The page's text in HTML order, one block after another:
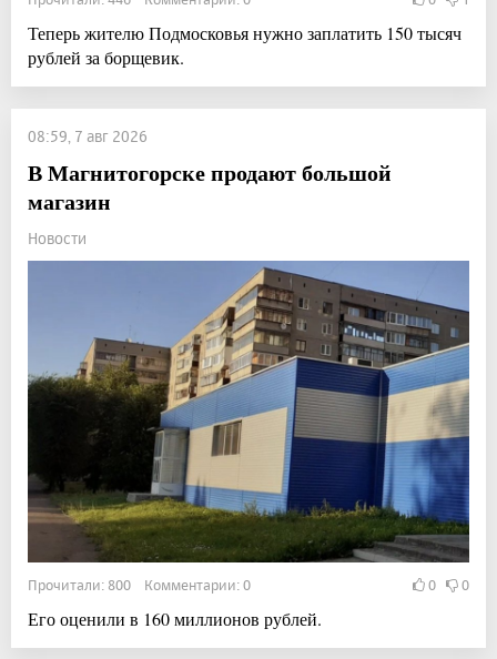
Теперь жителю Подмосковья нужно заплатить 150 тысяч
рублей за борщевик.
08:59, 7 авг 2026
В Магнитогорске продают большой
магазин
Новости
Прочитали: 800 Комментарии: 0 0 0
Его оценили в 160 миллионов рублей.